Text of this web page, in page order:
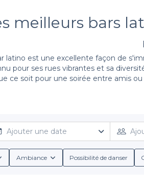
meilleurs bars
latino est une excellente façon de
pour ses rues vibrantes et sa
ce soit pour une soirée entre amis
espace dans un bar latinon'a
Ensemble, nous vous facilitons
offres de groupe. Vous pourrez ainsi
alcoolisées ainsi
Ajouter une date
Ambiance Possibilité de danser